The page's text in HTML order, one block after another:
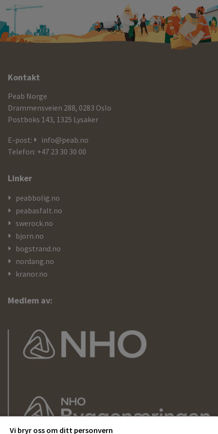
Ytterligere
informasjon
og
kontaktdetaljer
Kontakt
Peab Norge
Drammensveien 288, 0283 Oslo
Postboks 143, 1325 Lysaker
E-post:
info@peab.no
Telefon: +47 23 30 30 00
Linker
peabbolig.no
peabasfalt.no
swerock.no
bjorn.no
bogstrand.no
nordang.no
kranor.no
Medlem av:
Vi bryr oss om ditt personvern